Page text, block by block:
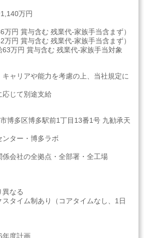
万円
円 賞与含む 残業代-家族手当含まず）
円 賞与含む 残業代-家族手当含まず）
万円 賞与含む 残業代-家族手当対象
ャリアや能力を考慮の上、当社規定に
じて別途支給
博多区博多駅前1丁目13番1号 九勧承天
ンター・博多ラボ
係会社の全拠点・全部署・全工場
なる
タイム制あり（コアタイムなし、1日
度計画